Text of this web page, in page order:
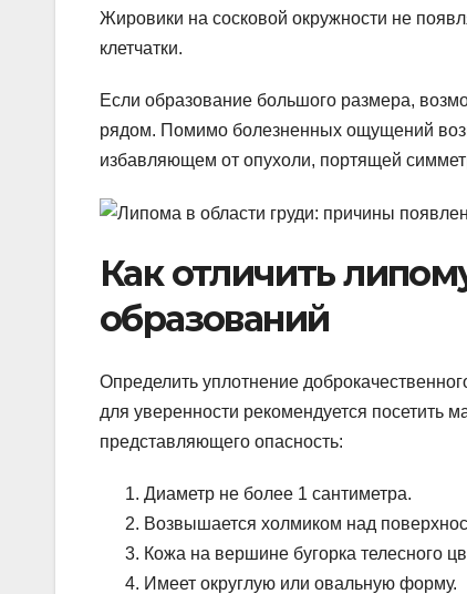
Жировики на сосковой окружности не
клетчатки.
Если образование большого размера,
рядом. Помимо болезненных ощущений
избавляющем от опухоли, портящей
Как отличить
образований
Определить уплотнение
для уверенности рекомендуется посетить
представляющего опасность:
Диаметр не более 1 сантиметра.
Возвышается холмиком над
Кожа на вершине бугорка телесного
Имеет округлую или овальную форму.